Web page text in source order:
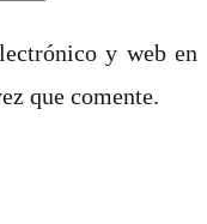
y web en
que comente.